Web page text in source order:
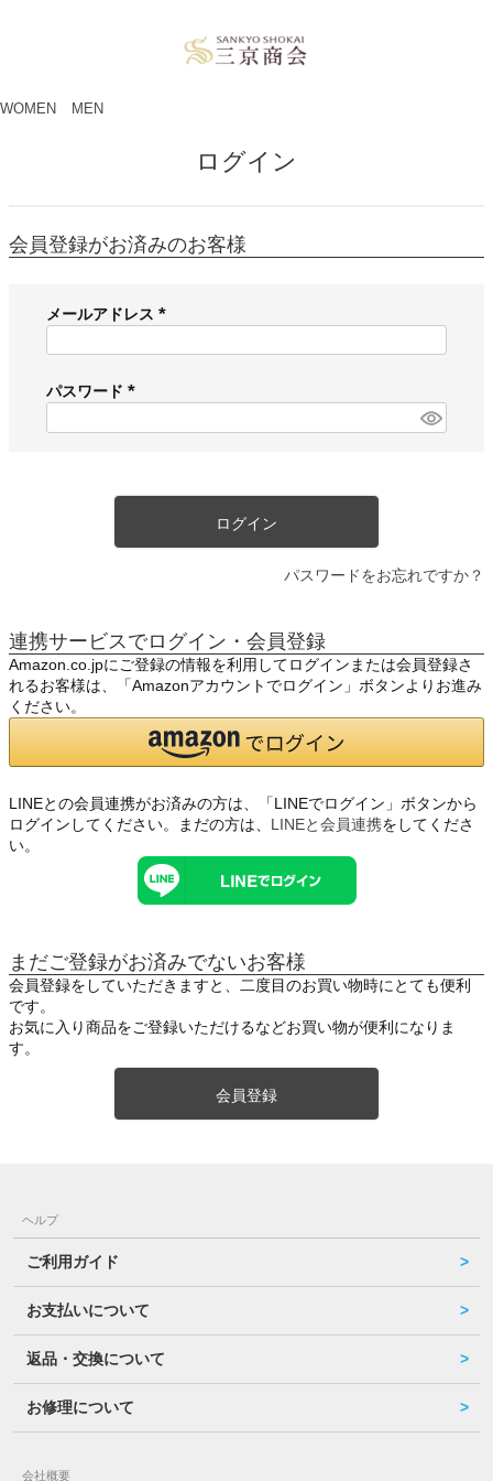
WOMEN MEN
ログイン
会員登録がお済みのお客様
メールアドレス
必
)
パスワード
必
ログイン
パスワードをお忘れですか？
連携サービスでログイン・会員登録
Amazon.co.jpにご登録の情報を利用してログインまたは会員登録さ
れるお客様は、「Amazonアカウントでログイン」ボタンよりお進み
ください。
LINEとの会員連携がお済みの方は、「LINEでログイン」ボタンから
ログインしてください。まだの方は、 LINEと会員連携をしてくださ
い。
まだご登録がお済みでないお客様
会員登録をしていただきますと、二度目のお買い物時にとても便利
です。
お気に入り商品をご登録いただけるなどお買い物が便利になりま
す。
会員登録
ヘルプ
ご利用ガイド
お支払いについて
返品・交換について
お修理について
会社概要